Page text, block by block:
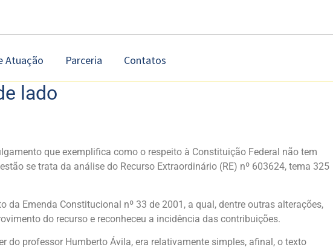
Atuação Parceria Contatos
lado
que exemplifica como o respeito à Constituição Federal não tem
se trata da análise do Recurso Extraordinário (RE) nº 603624, tema 325
Emenda Constitucional nº 33 de 2001, a qual, dentre outras alterações,
do recurso e reconheceu a incidência das contribuições.
do professor Humberto Ávila, era relativamente simples, afinal, o texto